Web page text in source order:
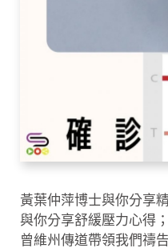
黃葉仲萍博士與你分享
與你分享舒緩壓力心得；
曾維州傳道帶領我們禱